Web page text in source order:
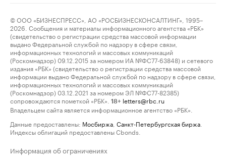
© ООО «БИЗНЕСПРЕСС», АО «РОСБИЗНЕСКОНСАЛТИНГ», 1995–
2026. Сообщения и материалы информационного агентства «РБК»
(свидетельство о регистрации средства массовой информации
выдано Федеральной службой по надзору в сфере связи,
информационных технологий и массовых коммуникаций
(Роскомнадзор) 09.12.2015 за номером ИА №ФС77-63848) и сетевого
издания «РБК» (свидетельство о регистрации средства массовой
информации выдано Федеральной службой по надзору в сфере связи,
информационных технологий и массовых коммуникаций
(Роскомнадзор) 03.12.2021 за номером ЭЛ №ФС77-82385)
сопровождаются пометкой «РБК».
18+ letters@rbc.ru
Владельцем сайта является информационное агентство «РБК».
Данные предоставлены: Мосбиржа Санкт-Петербургская биржа
Индексы облигаций предоставлены Cbonds.
Информация об ограничениях